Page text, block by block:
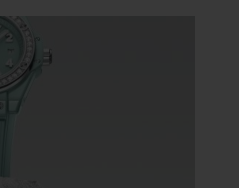
기프트 파우치